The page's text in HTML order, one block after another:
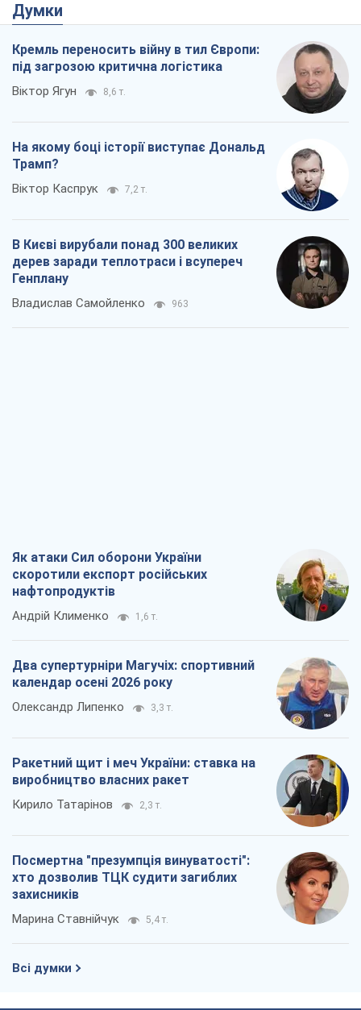
Думки
Кремль переносить війну в тил Європи:
під загрозою критична логістика
Віктор Ягун 8,6 т.
На якому боці історії виступає Дональд
Трамп?
Віктор Каспрук 7,2 т.
В Києві вирубали понад 300 великих
дерев заради теплотраси і всупереч
Генплану
Владислав Самойленко 963
Як атаки Сил оборони України
скоротили експорт російських
нафтопродуктів
Андрій Клименко 1,6 т.
Два супертурніри Магучіх: спортивний
календар осені 2026 року
Олександр Липенко 3,3 т.
Ракетний щит і меч України: ставка на
виробництво власних ракет
Кирило Татарінов 2,3 т.
Посмертна "презумпція винуватості":
хто дозволив ТЦК судити загиблих
захисників
Марина Ставнійчук 5,4 т.
Всі думки